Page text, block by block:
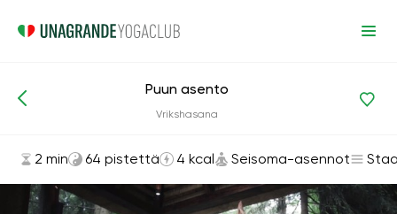
Asanat ja harjoitukset
Puun asento
Vrikshasana
2 min 64 pistettä 4 kcal Seisoma-asennot